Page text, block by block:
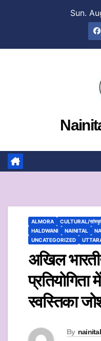
Sun.
ALMORA CULTURAL/
HALDWANI
NAINITAL
UNCATEGORIZED
अखिल
प्रतियोगिता
स्वस्तिका
By